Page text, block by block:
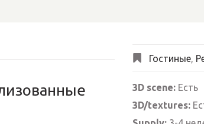
Гостиные,
3D scene:Есть
3D/textures: